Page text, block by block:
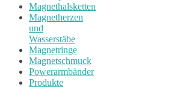
Magnethalsketten
Magnetherzen
und
Wasserstäbe
Magnetringe
Magnetschmuck
Powerarmbänder
Produkte